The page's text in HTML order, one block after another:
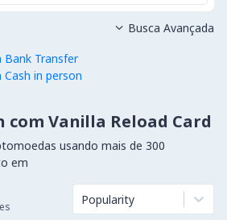
Transfer
in person
 Busca Avançada
com Vanilla Reload Card
usando mais de 300
em
Popularity